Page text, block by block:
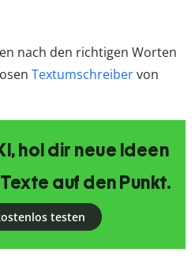
nach den richtigen Worten
Textumschreibervon
hol dir neue Ideen
auf den Punkt.
testen